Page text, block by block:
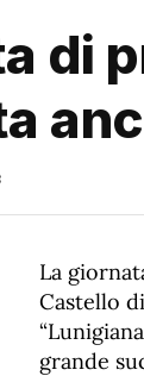
di
La
Castello
grande